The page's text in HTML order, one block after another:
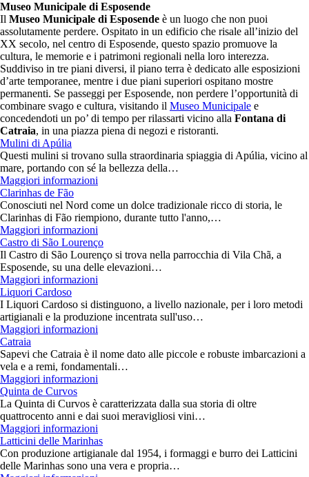
Museo Municipale di Esposende
Il Museo Municipale di Esposende è un luogo che non puoi
assolutamente perdere. Ospitato in un edificio che risale all’inizio del
XX secolo, nel centro di Esposende, questo spazio promuove la
cultura, le memorie e i patrimoni regionali nella loro interezza.
Suddiviso in tre piani diversi, il piano terra è dedicato alle esposizioni
d’arte temporanee, mentre i due piani superiori ospitano mostre
permanenti. Se passeggi per Esposende, non perdere l’opportunità di
combinare svago e cultura, visitando il Museo Municipale e
concedendoti un po’ di tempo per rilassarti vicino alla Fontana di
Catraia, in una piazza piena di negozi e ristoranti.
Mulini di Apúlia
Questi mulini si trovano sulla straordinaria spiaggia di Apúlia, vicino al
mare, portando con sé la bellezza della…
Maggiori informazioni
Clarinhas de Fão
Conosciuti nel Nord come un dolce tradizionale ricco di storia, le
Clarinhas di Fão riempiono, durante tutto l'anno,…
Maggiori informazioni
Castro di São Lourenço
Il Castro di São Lourenço si trova nella parrocchia di Vila Chã, a
Esposende, su una delle elevazioni…
Maggiori informazioni
Liquori Cardoso
I Liquori Cardoso si distinguono, a livello nazionale, per i loro metodi
artigianali e la produzione incentrata sull'uso…
Maggiori informazioni
Catraia
Sapevi che Catraia è il nome dato alle piccole e robuste imbarcazioni a
vela e a remi, fondamentali…
Maggiori informazioni
Quinta de Curvos
La Quinta di Curvos è caratterizzata dalla sua storia di oltre
quattrocento anni e dai suoi meravigliosi vini…
Maggiori informazioni
Latticini delle Marinhas
Con produzione artigianale dal 1954, i formaggi e burro dei Latticini
delle Marinhas sono una vera e propria…